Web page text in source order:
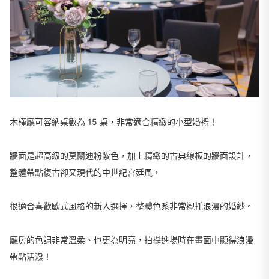
木槿廳可容納桌數為 15 桌，非常適合精緻的小型婚禮！
牆面是超高級的莫蘭迪粉紫色，加上精緻的古典線板的牆面設計，
整體帶點復古卻又現代的中世紀宮廷風，
很適合喜歡歐式風格的新人選擇，整體色系非常襯托浪漫的婚紗。
廳房的色調非常溫柔、也更為明亮，拍攝進場時在畫面中顯得浪漫
帶點活潑！